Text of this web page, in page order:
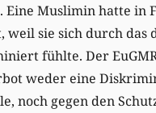
Eine Muslimin hatte in
weil sie sich durch das
fühlte. Der
weder eine
noch gegen den